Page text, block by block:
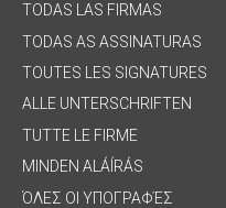
TODAS LAS FIRMAS
TODAS AS ASSINATURAS
TOUTES LES SIGNATURES
ALLE UNTERSCHRIFTEN
TUTTE LE FIRME
MINDEN ALÁÍRÁS
ΌΛΕΣ ΟΙ ΥΠΟΓΡΑΦΈΣ